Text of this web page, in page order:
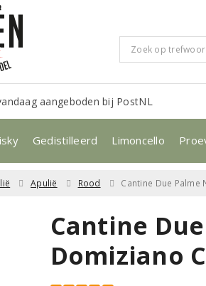
aangeboden bij PostNL
Gedistilleerd Limoncello
Apulië Rood Cantine Due
Cantine
Domiziano